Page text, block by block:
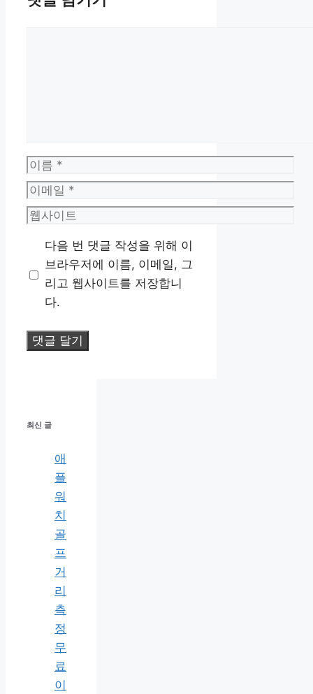
이
름
이
메
일
웹
트
다음 번 댓글 작성을 위해 이
브라우저에 이름, 이메일, 그
리고 웹사이트를 저장합니
다.
최신 글
애
플
워
치
골
프
거
리
측
정
무
료
이